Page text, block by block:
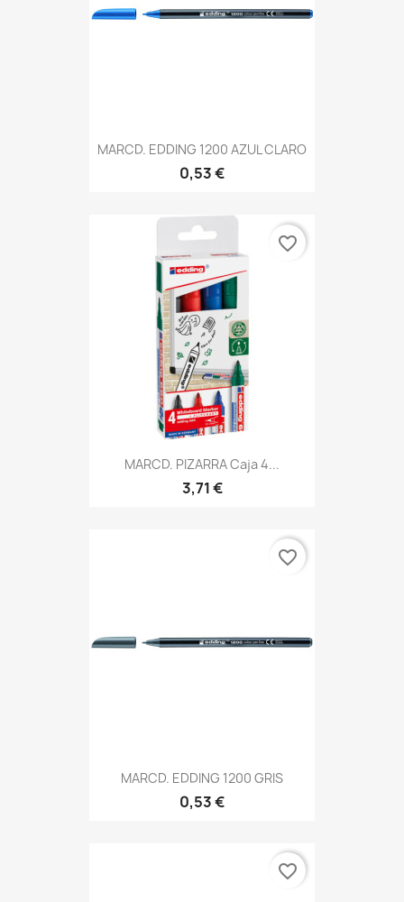
MARCD. EDDING 1200 AZUL CLARO
0,53 €
MARCD. PIZARRA Caja 4...
3,71 €
favorite_border
MARCD. EDDING 1200 GRIS
0,53 €
favorite_border
favorite_border